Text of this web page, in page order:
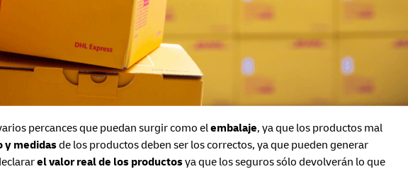
percances que puedan surgir como elembalaje, ya que los productos mal
y medidasde los productos deben ser los correctos, ya que pueden generar
el valor real de los productosya que los seguros sólo devolverán lo que